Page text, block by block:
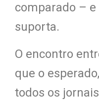
comparado – e
suporta.
O encontro
que o
todos os